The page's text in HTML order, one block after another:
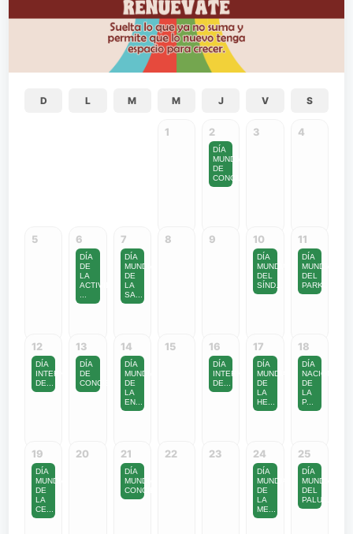
D L M M J V S
1 2
DÍA
MUNDIAL
DE
CONCI...
3 4
5 6
DÍA
DE
LA
ACTIVIDAD
7
DÍA
MUNDIAL
DE
LA
SA...
8 9 10
DÍA
MUNDIAL
DEL
SÍND...
11
DÍA
MUNDIAL
DEL
PARK...
12
DÍA
INTERNACIONAL
DE...
13
DÍA
DE
CONCIENCIACIÓ...
14
DÍA
MUNDIAL
DE
LA
EN...
15 16
DÍA
INTERNACIONAL
DE...
17
DÍA
MUNDIAL
DE
LA
HE...
18
DÍA
NACIONAL
DE
LA
P...
19
DÍA
MUNDIAL
DE
LA
CE...
20 21
DÍA
MUNDIAL
CONCIENC...
22 23 24
DÍA
MUNDIAL
DE
LA
ME...
25
DÍA
MUNDIAL
DEL
PALU...